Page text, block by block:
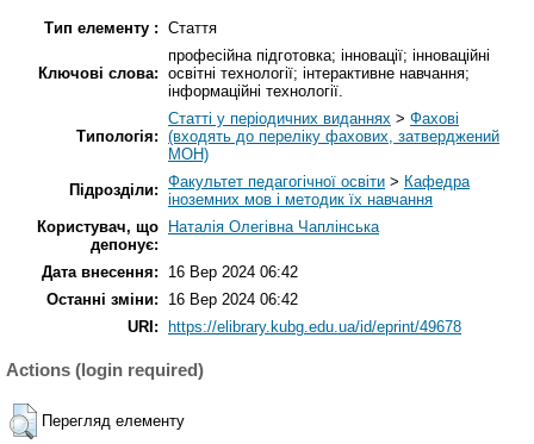
Тип елементу : Стаття
Ключові слова:
професійна підготовка; інновації; інноваційні
освітні технології; інтерактивне навчання;
інформаційні технології.
Типологія:
Статті у періодичних виданнях > Фахові
(входять до переліку фахових, затверджений
МОН)
Підрозділи: Факультет педагогічної освіти > Кафедра
іноземних мов і методик їх навчання
Користувач, що
депонує:
Наталія Олегівна Чаплінська
Дата внесення:
16 Вер 2024 06:42
Останні зміни:
16 Вер 2024 06:42
URI:
https://elibrary.kubg.edu.ua/id/eprint/49678
Actions (login required)
Перегляд елементу